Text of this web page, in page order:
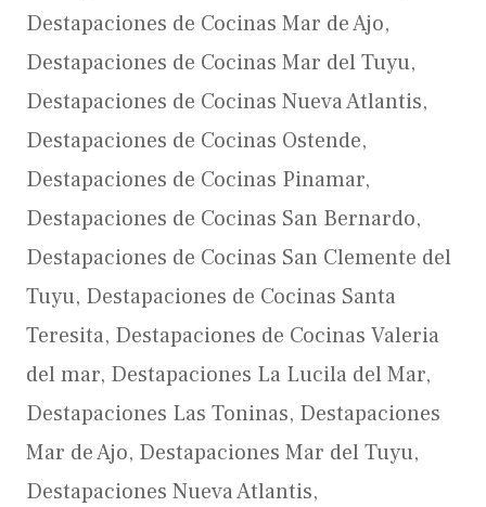
Destapaciones de Cocinas Mar de Ajo,
Destapaciones de Cocinas Mar del Tuyu,
Destapaciones de Cocinas Nueva Atlantis,
Destapaciones de Cocinas Ostende,
Destapaciones de Cocinas Pinamar,
Destapaciones de Cocinas San Bernardo,
Destapaciones de Cocinas San Clemente del
Tuyu, Destapaciones de Cocinas Santa
Teresita, Destapaciones de Cocinas Valeria
del mar, Destapaciones La Lucila del Mar,
Destapaciones Las Toninas, Destapaciones
Mar de Ajo, Destapaciones Mar del Tuyu,
Destapaciones Nueva Atlantis,